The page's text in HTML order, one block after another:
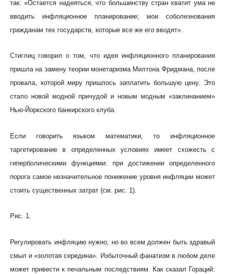
так: «Остается надеяться, что большинству стран хватит ума не
вводить инфляционное планирование; мои соболезнования
гражданам тех государств, которые все же его вводят».
Стиглиц говорил о том, что идея инфляционного планирования
пришла на замену теории монетаризма Милтона Фридмана, после
провала, которой миру пришлось заплатить большую цену. Это
стало новой модной причудой и новым модным «заклинанием»
Нью-Йоркского банкирского клуба.
Если говорить языком математики, то инфляционное
таргетирование в определенных условиях имеет схожесть с
гиперболическими функциями: при достижении определенного
порога самое незначительное понижение уровня инфляции может
стоить существенных затрат (см. рис. 1).
Рис. 1.
Регулировать инфляцию нужно, но во всем должен быть здравый
смыл и «золотая середина». Избыточный фанатизм в любом деле
может привести к печальным последствиям. Как сказал Гораций: